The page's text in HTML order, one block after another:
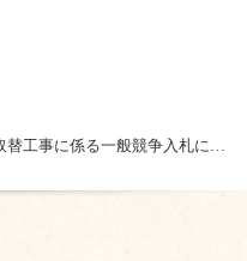
事に係る一般競争入札について